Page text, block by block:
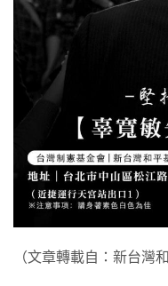
（文章轉載自：新台灣